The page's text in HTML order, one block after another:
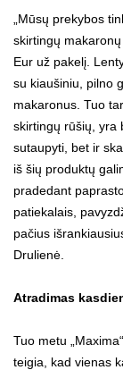
„Mūsų prekybos
skirtingų
Eur už pakelį.
su kiaušiniu, pilno
makaronus. Tuo
skirtingų rūšių, yra
sutaupyti, bet ir
iš šių produktų
pradedant
patiekalais,
pačius
Drulienė.
Atradimas
Tuo metu
teigia, kad vienas